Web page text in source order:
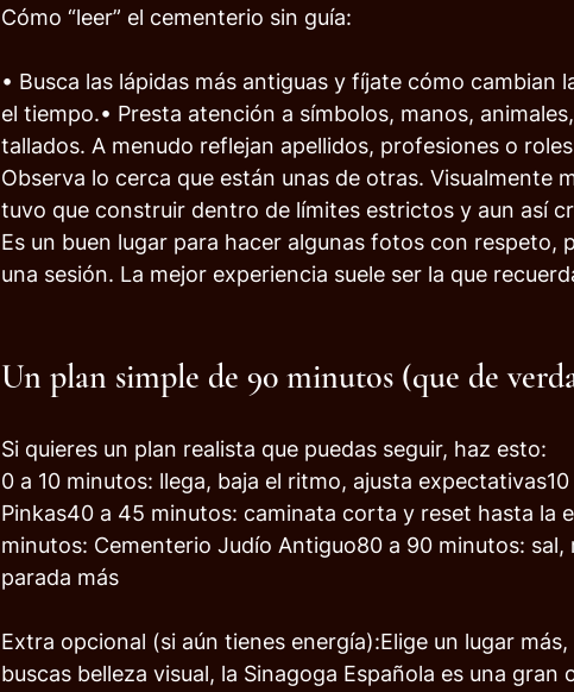
Cómo “leer” el cementerio sin guía:
• Busca las lápidas más antiguas y fíjate cómo cambian
el tiempo.• Presta atención a símbolos, manos,
tallados. A menudo reflejan apellidos, profesiones o
Observa lo cerca que están unas de otras. Visualmente
tuvo que construir dentro de límites estrictos y aun así
Es un buen lugar para hacer algunas fotos con
una sesión. La mejor experiencia suele ser la que
Un plan simple de 90 minutos (que de
Si quieres un plan realista que puedas seguir, haz esto:
0 a 10 minutos: llega, baja el ritmo, ajusta
Pinkas40 a 45 minutos: caminata corta y reset hasta la
minutos: Cementerio Judío Antiguo80 a 90 minutos: sal,
parada más
Extra opcional (si aún tienes energía):Elige un lugar
buscas belleza visual, la Sinagoga Española es una